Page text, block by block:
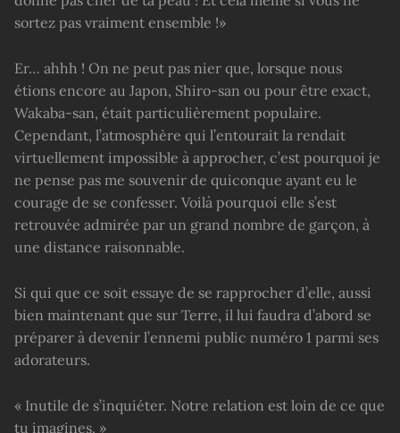
sortez pas vraiment ensemble !»
Er… ahhh ! On ne peut pas nier que, lorsque nous
étions encore au Japon, Shiro-san ou pour être exact,
Wakaba-san, était particulièrement populaire.
Cependant, l’atmosphère qui l’entourait la rendait
virtuellement impossible à approcher, c’est pourquoi je
ne pense pas me souvenir de quiconque ayant eu le
courage de se confesser. Voilà pourquoi elle s’est
retrouvée admirée par un grand nombre de garçon, à
une distance raisonnable.
Si qui que ce soit essaye de se rapprocher d’elle, aussi
bien maintenant que sur Terre, il lui faudra d’abord se
préparer à devenir l’ennemi public numéro 1 parmi ses
adorateurs.
« Inutile de s’inquiéter. Notre relation est loin de ce que
tu imagines. »